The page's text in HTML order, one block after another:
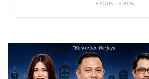
8 AGUSTUS 2026